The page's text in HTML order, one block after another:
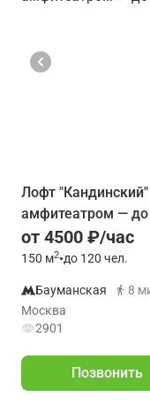
Лофт
амфитеатром — до
от 4500 ₽/час
150 м2•до 120 чел.
Бауманская
8
Москва
2901
Позвонить